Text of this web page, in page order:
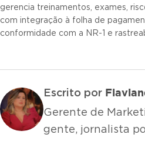
gerencia treinamentos, exames,
com integração à folha de
conformidade com a NR-1 e
Escrito por
Gerente de
gente, jornalista